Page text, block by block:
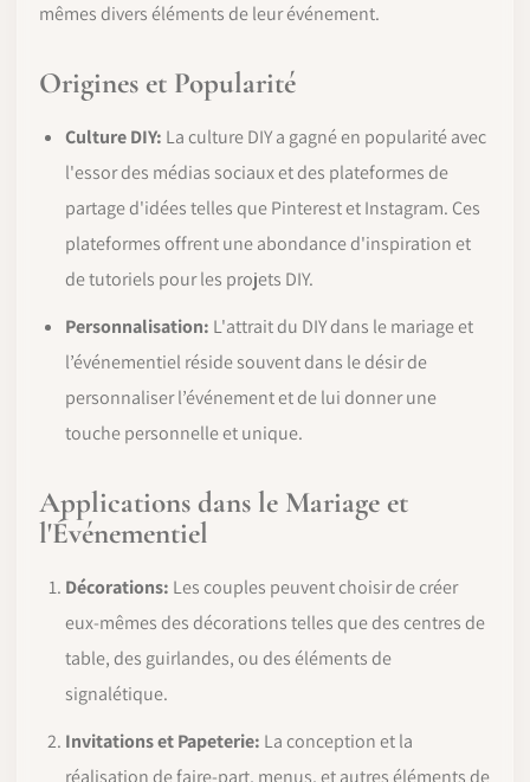
mêmes divers éléments de leur événement.
Origines et Popularité
Culture DIY: La culture DIY a gagné en popularité avec
l'essor des médias sociaux et des plateformes de
partage d'idées telles que Pinterest et Instagram. Ces
plateformes offrent une abondance d'inspiration et
de tutoriels pour les projets DIY.
Personnalisation: L'attrait du DIY dans le mariage et
l’événementiel réside souvent dans le désir de
personnaliser l’événement et de lui donner une
touche personnelle et unique.
Applications dans le Mariage et
l'Événementiel
Décorations: Les couples peuvent choisir de créer
eux-mêmes des décorations telles que des centres de
table, des guirlandes, ou des éléments de
signalétique.
Invitations et Papeterie: La conception et la
réalisation de faire-part, menus, et autres éléments de